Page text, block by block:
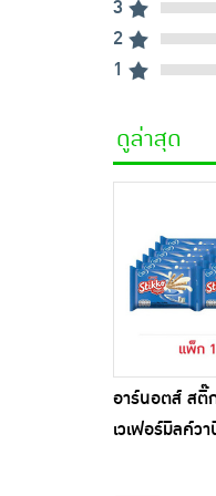
3
2
1
ดูล่าสุด
อาร์นอตส์ สติ๊
เวเฟอร์มิลค์ว